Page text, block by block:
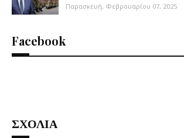
Παρασκευή, Φεβρουαρίου 07, 2025
Facebook
ΣΧΟΛΙΑ